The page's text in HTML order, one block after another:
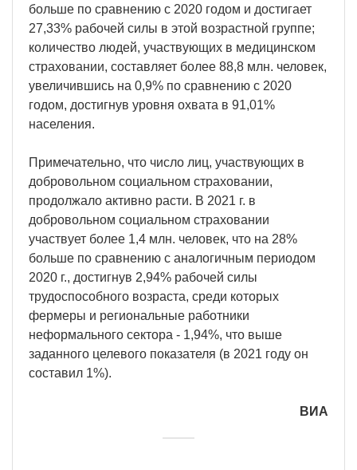
больше по сравнению с 2020 годом и достигает
27,33% рабочей силы в этой возрастной группе;
количество людей, участвующих в медицинском
страховании, составляет более 88,8 млн. человек,
увеличившись на 0,9% по сравнению с 2020
годом, достигнув уровня охвата в 91,01%
населения.
Примечательно, что число лиц, участвующих в
добровольном социальном страховании,
продолжало активно расти. В 2021 г. в
добровольном социальном страховании
участвует более 1,4 млн. человек, что на 28%
больше по сравнению с аналогичным периодом
2020 г., достигнув 2,94% рабочей силы
трудоспособного возраста, среди которых
фермеры и региональные работники
неформального сектора - 1,94%, что выше
заданного целевого показателя (в 2021 году он
составил 1%).
ВИА